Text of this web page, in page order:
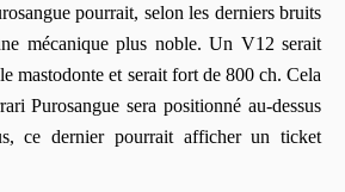
pourrait, selon les derniers bruits
mécanique plus noble. Un V12 serait
mastodonte et serait fort de 800 ch. Cela
Purosangue sera positionné au-dessus
ce dernier pourrait afficher un ticket